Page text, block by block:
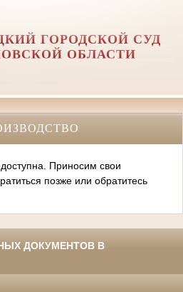
ГОРОДСКОЙ СУД
ОБЛАСТИ
Приносим свои
позже или обратитесь
ДОКУМЕНТОВ В